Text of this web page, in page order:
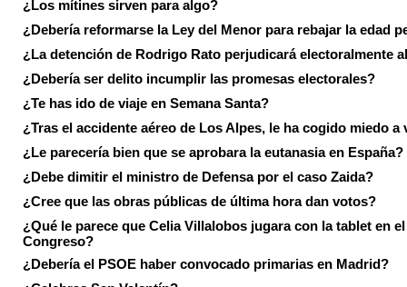
¿Los mítines sirven para algo?
¿Debería reformarse la Ley del Menor para rebajar la edad
¿La detención de Rodrigo Rato perjudicará electoralmente
¿Debería ser delito incumplir las promesas electorales?
¿Te has ido de viaje en Semana Santa?
¿Tras el accidente aéreo de Los Alpes, le ha cogido miedo a
¿Le parecería bien que se aprobara la eutanasia en España?
¿Debe dimitir el ministro de Defensa por el caso Zaida?
¿Cree que las obras públicas de última hora dan votos?
¿Qué le parece que Celia Villalobos jugara con la tablet en el
Congreso?
¿Debería el PSOE haber convocado primarias en Madrid?